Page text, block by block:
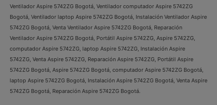
Ventilador Aspire 5742ZG Bogotá, Ventilador computador Aspire 5742ZG
Bogotá, Ventilador laptop Aspire 5742ZG Bogotá, Instalación Ventilador Aspire
5742ZG Bogotá, Venta Ventilador Aspire 5742ZG Bogotá, Reparación
Ventilador Aspire 5742ZG Bogotá, Portátil Aspire 5742ZG, Aspire 5742ZG,
computador Aspire 5742ZG, laptop Aspire 5742ZG, Instalación Aspire
5742ZG, Venta Aspire 5742ZG, Reparación Aspire 5742ZG, Portátil Aspire
5742ZG Bogotá, Aspire 5742ZG Bogotá, computador Aspire 5742ZG Bogotá,
laptop Aspire 5742ZG Bogotá, Instalación Aspire 5742ZG Bogotá, Venta Aspire
5742ZG Bogotá, Reparación Aspire 5742ZG Bogotá.